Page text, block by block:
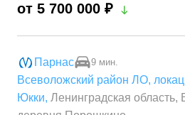
от 5 700 000 ₽
Парнас 9 мин.
Всеволожский район ЛО,
Юкки, Ленинградская область,